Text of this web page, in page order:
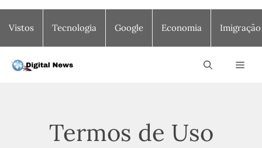
para
o
conteúdo
Vistos Tecnologia Google Economia Imigração
Termos de Uso